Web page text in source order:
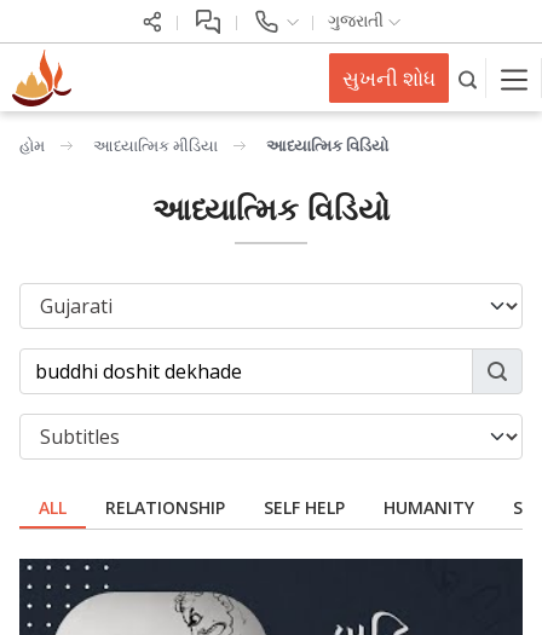
ગુજરાતી
સુખની શોધ
હોમ આધ્યાત્મિક મીડિયા આધ્યાત્મિક વિડિયો
આધ્યાત્મિક વિડિયો
ALL RELATIONSHIP SELF HELP HUMANITY